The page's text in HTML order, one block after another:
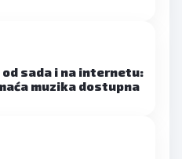
sada i na internetu:
muzika dostupna